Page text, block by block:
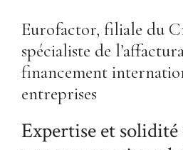
Eurofactor, filiale du
spécialiste de
financement
entreprises
Expertise et solidité